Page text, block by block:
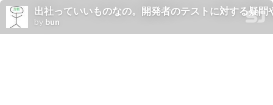
出社っていいものなの。開発者のテストに対する疑問
by bun